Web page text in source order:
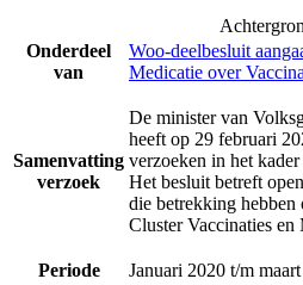
Onderdeel
van
Woo-deelbesluit
Medicatie over
Samenvatting
verzoek
De minister van
heeft op 29 februari
verzoeken in het
Het besluit betreft
die betrekking hebben
Cluster Vaccinaties en
Periode
Januari 2020 t/m